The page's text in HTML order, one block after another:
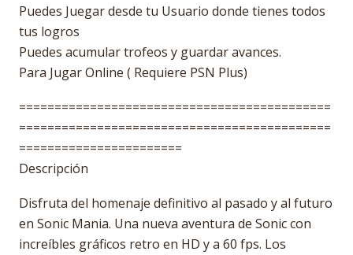
Puedes Juegar desde tu Usuario donde tienes todos
tus logros
Puedes acumular trofeos y guardar avances.
Para Jugar Online ( Requiere PSN Plus)
============================================
============================================
=======================
Descripción
Disfruta del homenaje definitivo al pasado y al futuro
en Sonic Mania. Una nueva aventura de Sonic con
increíbles gráficos retro en HD y a 60 fps. Los